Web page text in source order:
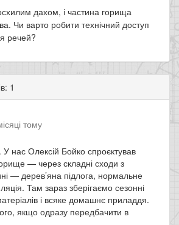
дахом, і частина горища
Чи варто робити технічний доступ
речей?
1
тому
нас Олексій Бойко спроєктував
— через складні сходи з
— дерев’яна підлога, нормальне
Там зараз зберігаємо сезонні
і всяке домашнє приладдя.
якщо одразу передбачити в